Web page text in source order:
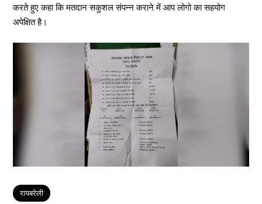
करते हुए कहा कि मतदान सकुशल संपन्न कराने में आप लोगो का सहयोग
अपेक्षित है।
Tags
रायबरेली